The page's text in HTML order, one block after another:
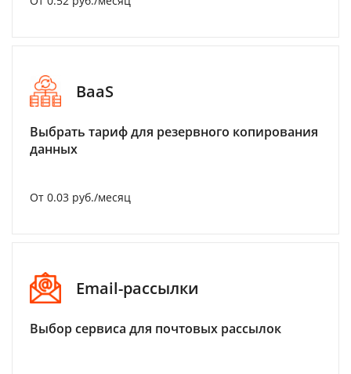
BaaS
Выбрать тариф для резервного копирования
данных
От 0.03 руб./месяц
Email-рассылки
Выбор сервиса для почтовых рассылок